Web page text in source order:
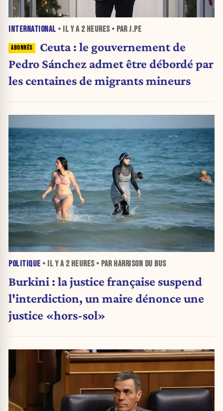
INTERNATIONAL • IL Y A 2 HEURES• PAR J.PE
Ceuta : le gouvernement de
Pedro Sánchez admet être débordé par
les centaines de migrants mineurs
POLITIQUE • IL Y A 2 HEURES• PAR HARRISON DU BUS
Burkini : la justice française suspend
l'interdiction, un maire dénonce une
justice «hors-sol»